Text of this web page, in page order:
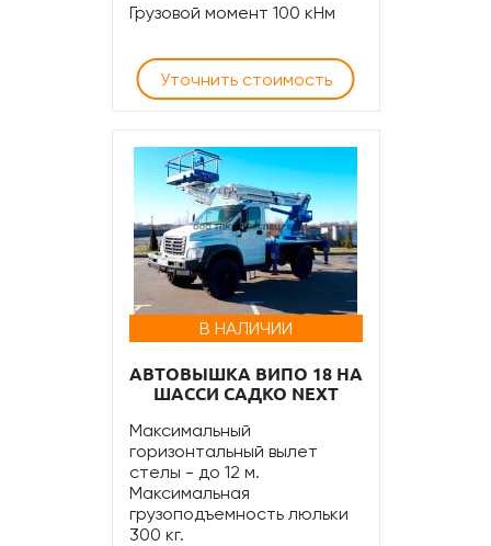
Грузовой момент 100 кНм
Уточнить стоимость
В НАЛИЧИИ
АВТОВЫШКА ВИПО 18 НА
ШАССИ САДКО NEXT
Максимальный
горизонтальный вылет
стелы - до 12 м.
Максимальная
грузоподъемность люльки
300 кг.